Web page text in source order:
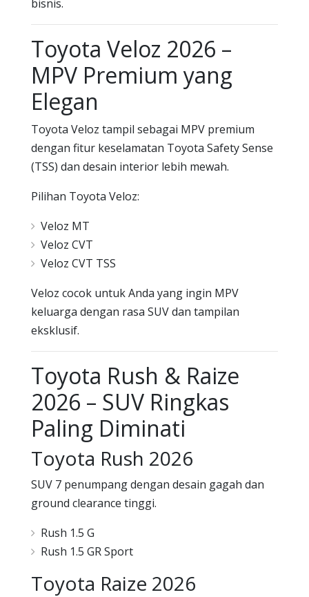
bisnis.
Toyota Veloz 2026 –
MPV Premium yang
Elegan
Toyota Veloz tampil sebagai MPV premium
dengan fitur keselamatan Toyota Safety Sense
(TSS) dan desain interior lebih mewah.
Pilihan Toyota Veloz:
Veloz MT
Veloz CVT
Veloz CVT TSS
Veloz cocok untuk Anda yang ingin MPV
keluarga dengan rasa SUV dan tampilan
eksklusif.
Toyota Rush & Raize
2026 – SUV Ringkas
Paling Diminati
Toyota Rush 2026
SUV 7 penumpang dengan desain gagah dan
ground clearance tinggi.
Rush 1.5 G
Rush 1.5 GR Sport
Toyota Raize 2026